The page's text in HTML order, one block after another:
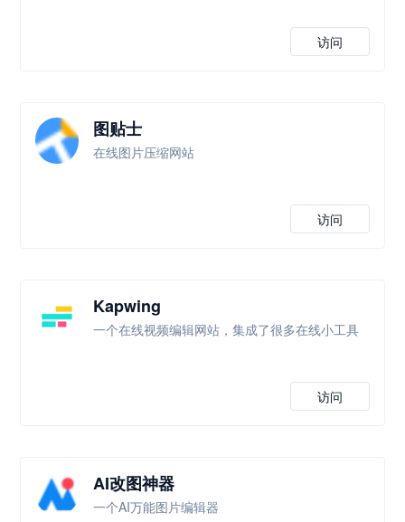
访问
图贴士
在线图片压缩网站
访问
Kapwing
一个在线视频编辑网站，集成了很多在线小工具
访问
AI改图神器
一个AI万能图片编辑器